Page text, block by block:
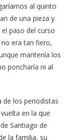
al quinto
de una pieza y
paso del curso
era tan fiero,
mantenía los
poncharía ni al
de los periodistas
en la que
Santiago de
la familia, su